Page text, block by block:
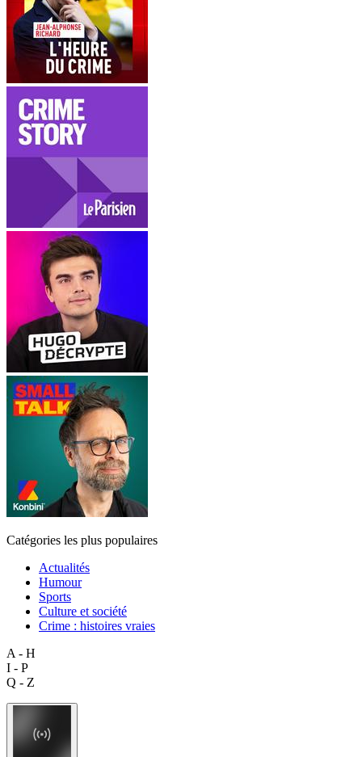
Catégories les plus populaires
Actualités
Humour
Sports
Culture et société
Crime : histoires vraies
A - H
I - P
Q - Z